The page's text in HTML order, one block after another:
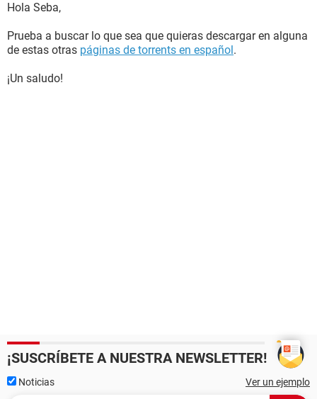
Hola Seba,
Prueba a buscar lo que sea que quieras descargar en alguna
de estas otras páginas de torrents en español.
¡Un saludo!
¡SUSCRÍBETE A NUESTRA NEWSLETTER!
Noticias Ver un ejemplo